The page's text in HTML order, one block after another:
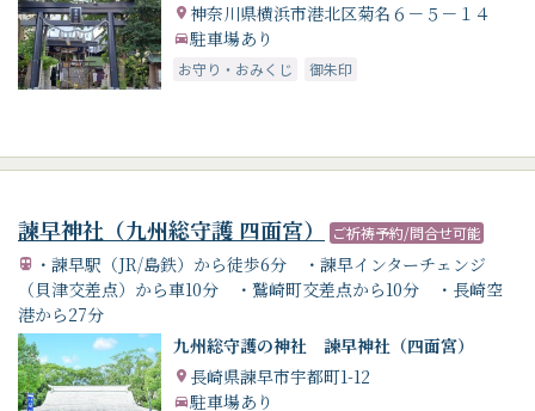
神奈川県横浜市港北区菊名６－５－１４
駐車場あり
お守り・おみくじ 御朱印
諫早神社（九州総守護 四面宮） ご祈祷予約/問合せ可能
・諫早駅（JR/島鉄）から徒歩6分 ・諫早インターチェンジ
（貝津交差点）から車10分 ・鷲崎町交差点から10分 ・長崎空
港から27分
九州総守護の神社 諫早神社（四面宮）
長崎県諫早市宇都町1-12
駐車場あり